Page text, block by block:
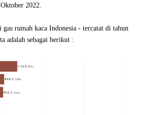
2022.
gas rumah kaca Indonesia - tercatat di tahun
adalah sebagai berikut :